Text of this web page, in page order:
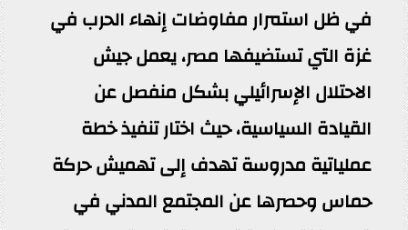
في ظل استمرار مفاوضات إنهاء الحرب في
غزة التي تستضيفها مصر، يعمل جيش
الاحتلال الإسرائيلي بشكل منفصل عن
القيادة السياسية، حيث اختار تنفيذ خطة
عملياتية مدروسة تهدف إلى تهميش حركة
حماس وحصرها عن المجتمع المدني في